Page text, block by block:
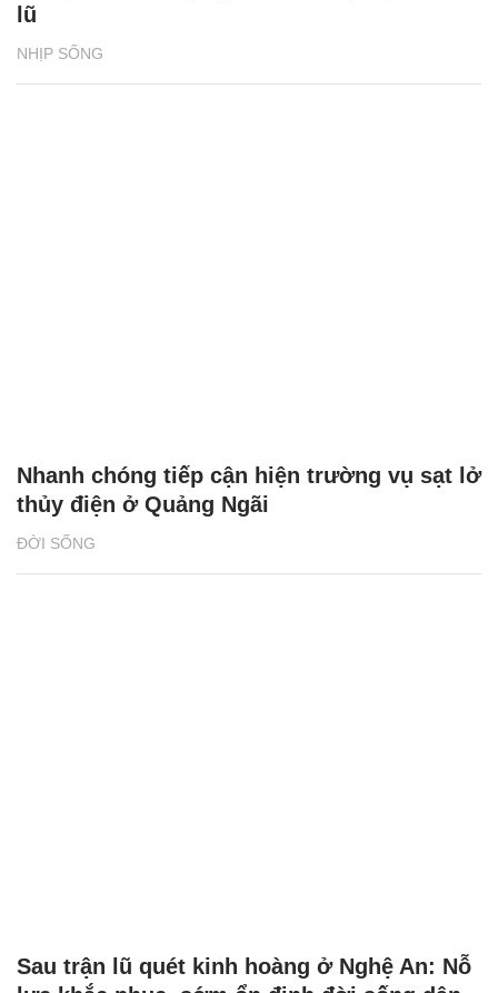
NHỊP SỐNG
lũ
ĐỜI SỐNG
Nhanh chóng tiếp cận hiện trường vụ sạt lở
thủy điện ở Quảng Ngãi
Sau trận lũ quét kinh hoàng ở Nghệ An: Nỗ